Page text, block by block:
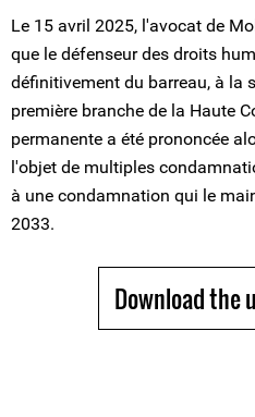
Le 15 avril 2025, l'avocat de
que le défenseur des droits
définitivement du barreau, à la
première branche de la Haute
permanente a été prononcée
l'objet de multiples
à une condamnation qui le
2033.
Download the